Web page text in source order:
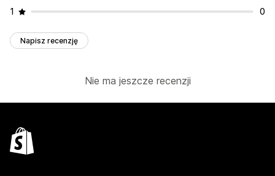
1
0
Napisz recenzję
Nie ma jeszcze recenzji